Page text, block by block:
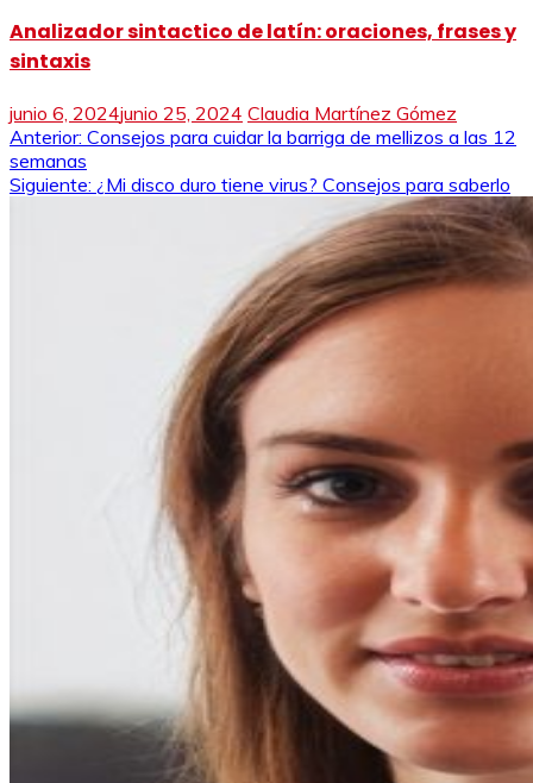
Analizador sintactico de latín: oraciones, frases y
sintaxis
junio 6, 2024junio 25, 2024 Claudia Martínez Gómez
Navegación
de
Anterior: Consejos para cuidar la barriga de mellizos a las 12
semanas
Siguiente: ¿Mi disco duro tiene virus? Consejos para saberlo